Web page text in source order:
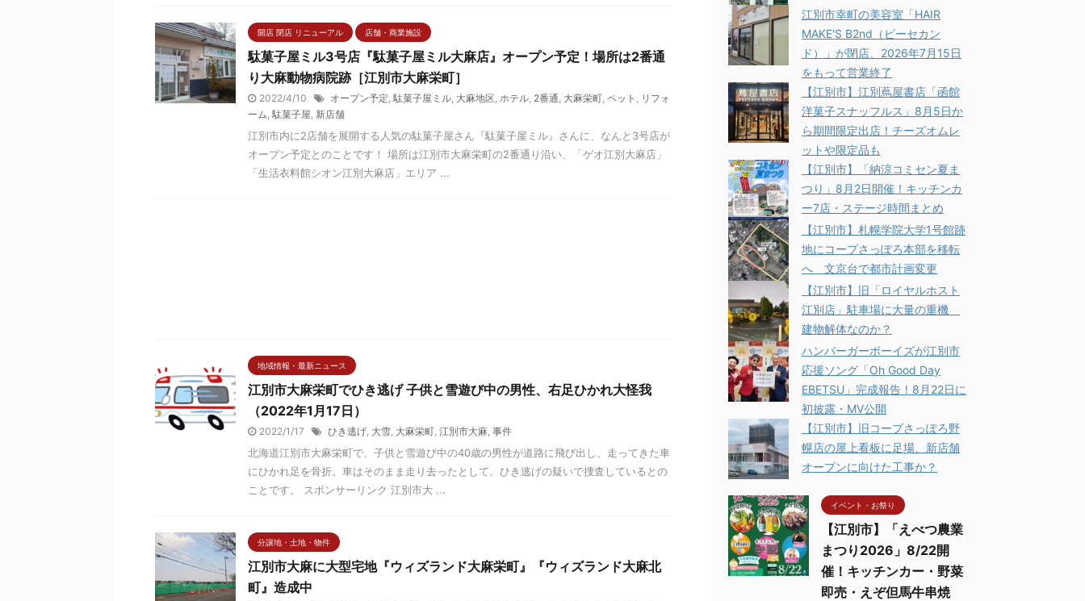
開店 閉店 リニューアル 店舗・商業施設
駄菓子屋ミル3号店『駄菓子屋ミル大麻店』オープン予定！場所は2番通
り大麻動物病院跡［江別市大麻栄町］
2022/4/10 オープン予定, 駄菓子屋ミル, 大麻地区, ホテル, 2番通, 大麻栄町, ペット , リフォ
ーム, 駄菓子屋, 新店舗
江別市内に2店舗を展開する人気の駄菓子屋さん『駄菓子屋ミル』さんに、なんと3号店が
オープン予定とのことです！ 場所は江別市大麻栄町の2番通り沿い、「ゲオ江別大麻店」
「生活衣料館シオン江別大麻店」エリア ...
地域情報・最新ニュース
江別市大麻栄町でひき逃げ 子供と雪遊び中の男性、右足ひかれ大怪我
（2022年1月17日）
2022/1/17 ひき逃げ, 大雪, 大麻栄町, 江別市大麻, 事件
北海道江別市大麻栄町で、子供と雪遊び中の40歳の男性が道路に飛び出し、走ってきた車
にひかれ足を骨折。車はそのまま走り去ったとして、ひき逃げの疑いで捜査しているとの
ことです。 スポンサーリンク 江別市大 ...
分譲地・土地・物件
江別市大麻に大型宅地『ウィズランド大麻栄町』『ウィズランド大麻北
町』造成中
江別市幸町の美容室「HAIR
MAKE'S B2nd（ビーセカン
ド）」が閉店、2026年7月15日
をもって営業終了
【江別市】江別蔦屋書店「函館
洋菓子スナッフルス」8月5日か
ら期間限定出店！チーズオムレ
ットや限定品も
【江別市】「納涼コミセン夏ま
つり」8月2日開催！キッチンカ
ー7店・ステージ時間まとめ
【江別市】札幌学院大学1号館跡
地にコープさっぽろ本部を移転
へ 文京台で都市計画変更
【江別市】旧「ロイヤルホスト
江別店」駐車場に大量の重機
建物解体なのか？
ハンバーガーボーイズが江別市
応援ソング「Oh Good Day
EBETSU」完成報告！8月22日に
初披露・MV公開
【江別市】旧コープさっぽろ野
幌店の屋上看板に足場、新店舗
オープンに向けた工事か？
イベント・お祭り
【江別市】「えべつ農業
まつり2026」8/22開
催！キッチンカー・野菜
即売・えぞ但馬牛串焼